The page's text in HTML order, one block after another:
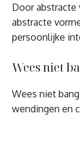
Door abstracte
abstracte
persoonlijke
Wees niet
Wees niet
wendingen en